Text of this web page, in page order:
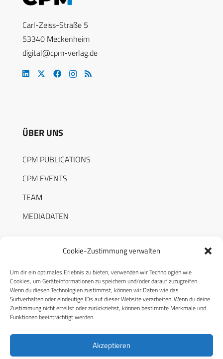
Cookie-Zustimmung verwalten
Um dir ein optimales Erlebnis zu bieten, verwenden wir Technologien wie
Cookies, um Geräteinformationen zu speichern und/oder darauf zuzugreifen.
Wenn du diesen Technologien zustimmst, können wir Daten wie das
Surfverhalten oder eindeutige IDs auf dieser Website verarbeiten. Wenn du deine
Zustimmung nicht erteilst oder zurückziehst, können bestimmte Merkmale und
Funktionen beeinträchtigt werden.
Akzeptieren
Carl-Zeiss-Straße 5
53340 Meckenheim
digital@cpm-verlag.de
ÜBER UNS
CPM PUBLICATIONS
CPM EVENTS
TEAM
MEDIADATEN
RECHTLICHES
Datenschutzerklärung
Cookie-Richtlinie (EU)